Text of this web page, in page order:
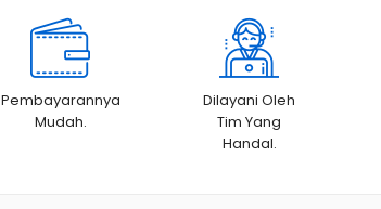
Pembayarannya
Mudah.
Dilayani Oleh
Tim Yang
Handal.